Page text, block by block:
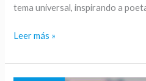
tema universal, inspirando a
Leer más »